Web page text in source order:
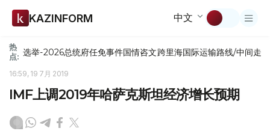
KAZINFORM 中文
热
点: 选举-2026总统府任免事件国情咨文跨里海国际运输路线/中间走廊
16:59, 19 7月 2019
IMF上调2019年哈萨克斯坦经济增长预期